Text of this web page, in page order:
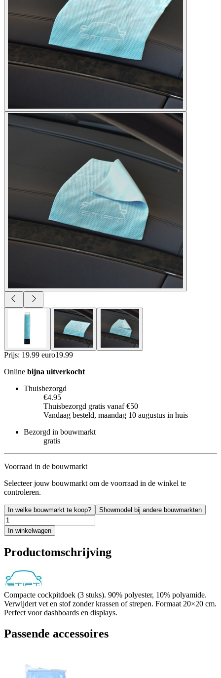
Prijs: 19.99 euro19.99
Online bijna uitverkocht
Thuisbezorgd
€4.95
Thuisbezorgd gratis vanaf €50
Vandaag besteld, maandag 10 augustus in huis
Bezorgd in bouwmarkt
gratis
Voorraad in de bouwmarkt
Selecteer jouw bouwmarkt om de voorraad in de winkel te
controleren.
In welke bouwmarkt te koop? Showmodel bij andere bouwmarkten
In winkelwagen
Productomschrijving
Compacte cockpitdoek (3 stuks). 90% polyester, 10% polyamide.
Verwijdert vet en stof zonder krassen of strepen. Formaat 20×20 cm.
Perfect voor dashboards en displays.
Passende accessoires